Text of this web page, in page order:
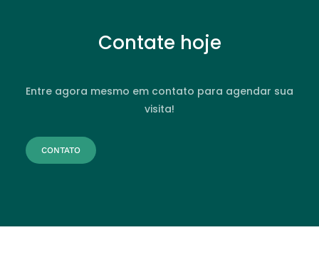
Contate hoje
Entre agora mesmo em contato para agendar sua
visita!
CONTATO